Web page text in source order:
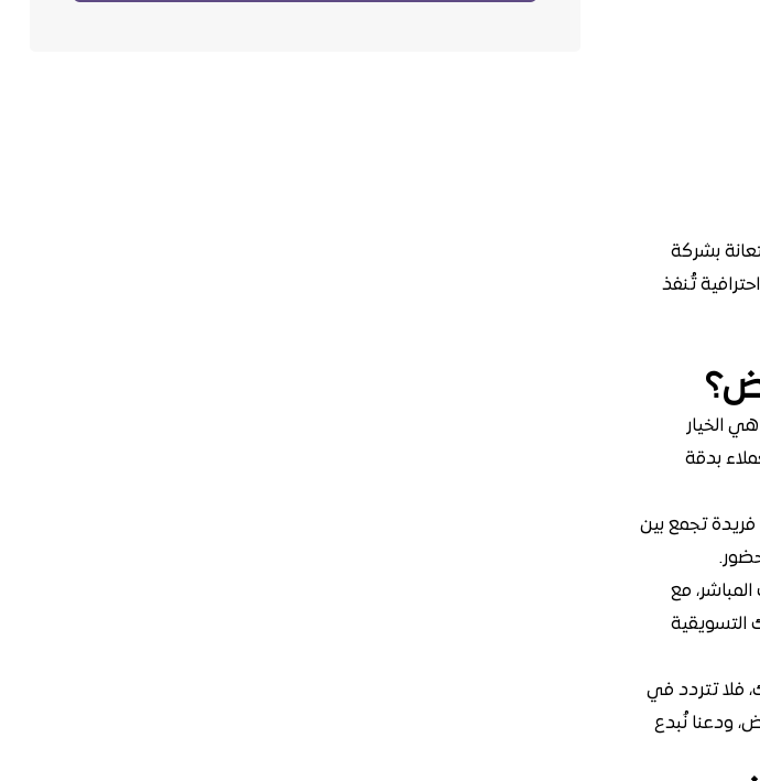
بشركة
تُنفذ
الخيار
بدقة
تجمع بين
مع
التسويقية
فلا تتردد في
ودعنا نُبدع